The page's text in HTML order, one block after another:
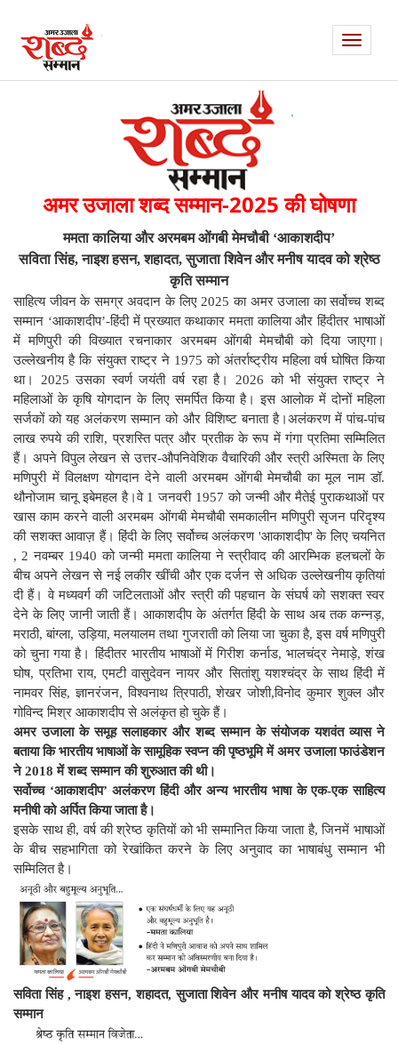
Toggle
अमर उजाला शब्द सम्मान-2025 की घोषणा
ममता कालिया और अरमबम ओंगबी मेमचौबी ‘आकाशदीप’
सविता सिंह, नाइश हसन, शहादत, सुजाता शिवेन और मनीष यादव को श्रेष्ठ
कृति सम्मान
साहित्य जीवन के समग्र अवदान के लिए 2025 का अमर उजाला का सर्वोच्च शब्द
सम्मान ‘आकाशदीप’-हिंदी में प्रख्यात कथाकार ममता कालिया और हिंदीतर भाषाओं
में मणिपुरी की विख्यात रचनाकार अरमबम ओंगबी मेमचौबी को दिया जाएगा।
उल्लेखनीय है कि संयुक्त राष्ट्र ने 1975 को अंतर्राष्ट्रीय महिला वर्ष घोषित किया
था। 2025 उसका स्वर्ण जयंती वर्ष रहा है। 2026 को भी संयुक्त राष्ट्र ने
महिलाओं के कृषि योगदान के लिए समर्पित किया है। इस आलोक में दोनों महिला
सर्जकों को यह अलंकरण सम्मान को और विशिष्ट बनाता है।अलंकरण में पांच-पांच
लाख रुपये की राशि, प्रशस्ति पत्र और प्रतीक के रूप में गंगा प्रतिमा सम्मिलित
हैं। अपने विपुल लेखन से उत्तर-औपनिवेशिक वैचारिकी और स्त्री अस्मिता के लिए
मणिपुरी में विलक्षण योगदान देने वाली अरमबम ओंगबी मेमचौबी का मूल नाम डॉ.
थौनोजाम चानू इबेमहल है।वे 1 जनवरी 1957 को जन्मी और मैतेई पुराकथाओं पर
खास काम करने वाली अरमबम ओंगबी मेमचौबी समकालीन मणिपुरी सृजन परिदृश्य
की सशक्त आवाज़ हैं। हिंदी के लिए सर्वोच्च अलंकरण 'आकाशदीप' के लिए चयनित
, 2 नवम्बर 1940 को जन्मी ममता कालिया ने स्त्रीवाद की आरम्भिक हलचलों के
बीच अपने लेखन से नई लकीर खींची और एक दर्जन से अधिक उल्लेखनीय कृतियां
दी हैं। वे मध्यवर्ग की जटिलताओं और स्त्री की पहचान के संघर्ष को सशक्त स्वर
देने के लिए जानी जाती हैं। आकाशदीप के अंतर्गत हिंदी के साथ अब तक कन्नड़,
मराठी, बांग्ला, उड़िया, मलयालम तथा गुजराती को लिया जा चुका है, इस वर्ष मणिपुरी
को चुना गया है। हिंदीतर भारतीय भाषाओं में गिरीश कर्नाड, भालचंद्र नेमाड़े, शंख
घोष, प्रतिभा राय, एमटी वासुदेवन नायर और सितांशु यशश्चंद्र के साथ हिंदी में
नामवर सिंह, ज्ञानरंजन, विश्वनाथ त्रिपाठी, शेखर जोशी,विनोद कुमार शुक्ल और
गोविन्द मिश्र आकाशदीप से अलंकृत हो चुके हैं।
अमर उजाला के समूह सलाहकार और शब्द सम्मान के संयोजक यशवंत व्यास ने
बताया कि भारतीय भाषाओं के सामूहिक स्वप्न की पृष्ठभूमि में अमर उजाला फाउंडेशन
ने 2018 में शब्द सम्मान की शुरुआत की थी।
सर्वोच्च ‘आकाशदीप’ अलंकरण हिंदी और अन्य भारतीय भाषा के एक-एक साहित्य
मनीषी को अर्पित किया जाता है।
इसके साथ ही, वर्ष की श्रेष्ठ कृतियों को भी सम्मानित किया जाता है, जिनमें भाषाओं
के बीच सहभागिता को रेखांकित करने के लिए अनुवाद का भाषाबंधु सम्मान भी
सम्मिलित है।
सविता सिंह , नाइश हसन, शहादत, सुजाता शिवेन और मनीष यादव को श्रेष्ठ कृति
सम्मान